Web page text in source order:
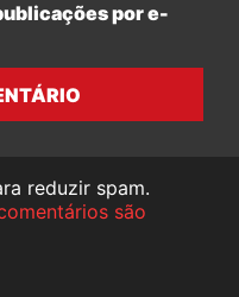
por e-
reduzir spam.
são